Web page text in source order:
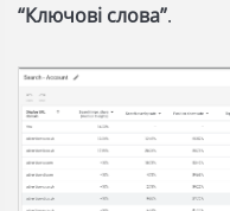
“Ключові слова”.